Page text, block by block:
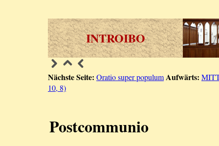
INTROIBO
Nächste Seite: Oratio super populumAufwärts:
10, 8)
Postcommunio